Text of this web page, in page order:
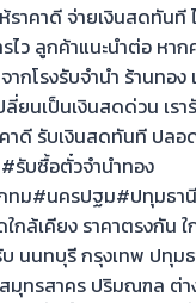
ประเมิน
ตั๋ว
ฟรี
จ่าย
เงิน
ทันที
ไม่
ต้อง
รอ
จบ
ห้ราคาดี จ่ายเงินสดทันที
ไว ลูกค้าแนะนำต่อ หา
ากโรงรับจำนำ ร้านทอง
ลี่ยนเป็นเงินสดด่วน เรา
าดี รับเงินสดทันที ปลอ
รับซื้อตั๋วจำนำทอง
ทม#นครปฐม#ปทุมธา
ใกล้เคียง ราคาตรงกัน
นนทบุรี กรุงเทพ ปทุม
มุทรสาคร ปริมณฑล ต่า